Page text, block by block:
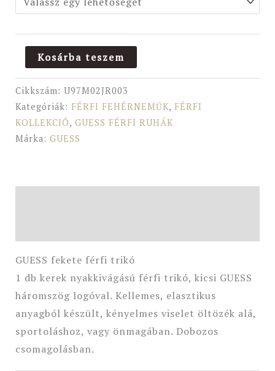
Kosárba teszem
Cikkszám: U97M02JR003
Kategóriák: FÉRFI FEHÉRNEMŰK, FÉRFI
KOLLEKCIÓ, GUESS FÉRFI RUHÁK
Márka: GUESS
GUESS fekete férfi trikó
1 db kerek nyakkivágású férfi trikó, kicsi GUESS
háromszög logóval. Kellemes, elasztikus
anyagból készült, kényelmes viselet öltözék alá,
sportoláshoz, vagy önmagában. Dobozos
csomagolásban.